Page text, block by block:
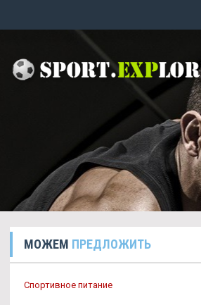
МОЖЕМ ПРЕДЛОЖИТЬ
Спортивное питание